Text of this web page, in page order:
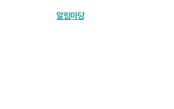
알림마당경영공시